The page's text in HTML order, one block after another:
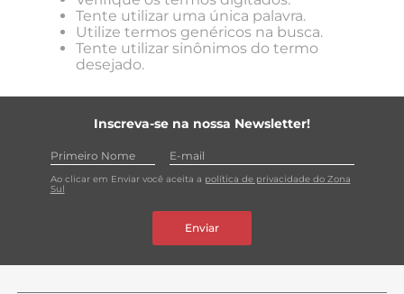
Tente utilizar uma única palavra.
Utilize termos genéricos na busca.
Tente utilizar sinônimos do termo
desejado.
Inscreva-se na nossa Newsletter!
Ao clicar em Enviar você aceita a política de privacidade do Zona
Sul
Enviar